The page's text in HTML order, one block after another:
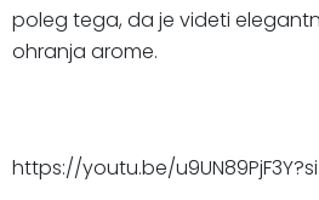
poleg tega, da je videti
ohranja arome.
https://youtu.be/